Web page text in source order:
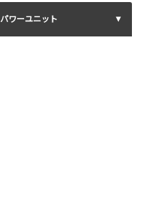
パワーユニット